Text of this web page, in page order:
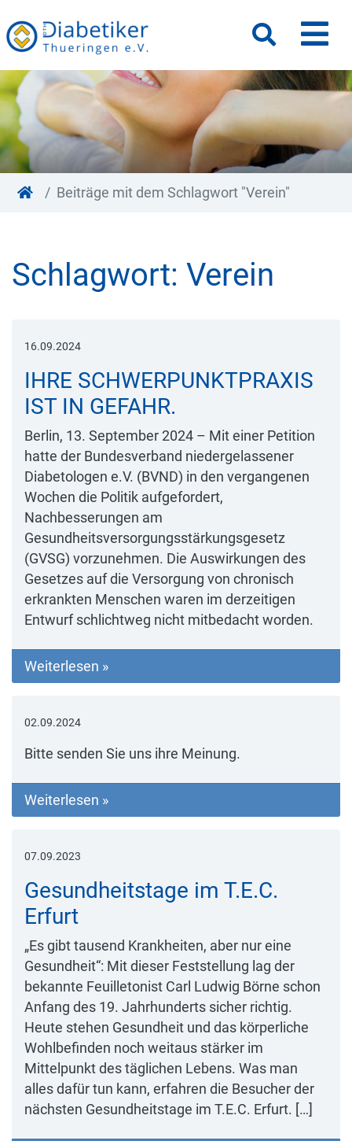
Beiträge mit dem Schlagwort "Verein"
Schlagwort: Verein
16.09.2024
IHRE SCHWERPUNKTPRAXIS
IST IN GEFAHR.
Berlin, 13. September 2024 – Mit einer Petition
hatte der Bundesverband niedergelassener
Diabetologen e.V. (BVND) in den vergangenen
Wochen die Politik aufgefordert,
Nachbesserungen am
Gesundheitsversorgungsstärkungsgesetz
(GVSG) vorzunehmen. Die Auswirkungen des
Gesetzes auf die Versorgung von chronisch
erkrankten Menschen waren im derzeitigen
Entwurf schlichtweg nicht mitbedacht worden.
Weiterlesen »
02.09.2024
Bitte senden Sie uns ihre Meinung.
Weiterlesen »
07.09.2023
Gesundheitstage im T.E.C.
Erfurt
„Es gibt tausend Krankheiten, aber nur eine
Gesundheit“: Mit dieser Feststellung lag der
bekannte Feuilletonist Carl Ludwig Börne schon
Anfang des 19. Jahrhunderts sicher richtig.
Heute stehen Gesundheit und das körperliche
Wohlbefinden noch weitaus stärker im
Mittelpunkt des täglichen Lebens. Was man
alles dafür tun kann, erfahren die Besucher der
nächsten Gesundheitstage im T.E.C. Erfurt. […]